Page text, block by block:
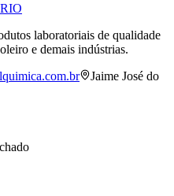
laboratoriais de qualidade
e demais indústrias.
Jaime José do